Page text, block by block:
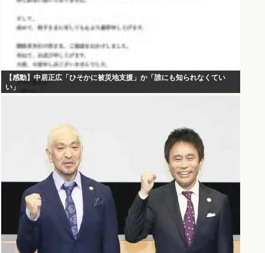
【感動】中居正広「ひそかに被災地支援」か「誰にも知られなくてい
い」